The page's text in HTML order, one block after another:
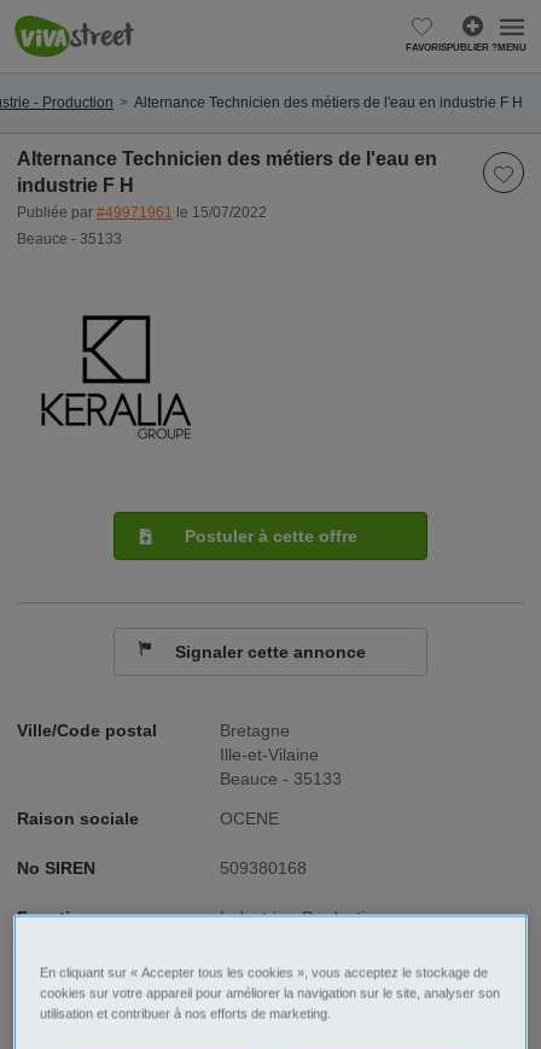
FAVORISPUBLIER ?MENU
- Production Alternance Technicien des métiers de l'eau en industrie F H
Alternance Technicien des métiers de l'eau en
industrie F H
Publiée par #49971961 le 15/07/2022
Beauce - 35133
Ville/Code postal
Bretagne
Ille-et-Vilaine
Beauce - 35133
Raison sociale OCENE
No SIREN 509380168
Fonction Industrie - Production
Type de contrat Stage-Alternance
Type d'emploi Temps plein
Postuler à cette offre
Signaler cette annonce
En cliquant sur « Accepter tous les cookies », vous acceptez le stockage de
cookies sur votre appareil pour améliorer la navigation sur le site, analyser son
utilisation et contribuer à nos efforts de marketing.